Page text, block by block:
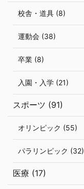
校舎・道具 (8)
運動会 (38)
卒業 (8)
入園・入学 (21)
スポーツ (91)
オリンピック (55)
パラリンピック (32)
医療 (17)